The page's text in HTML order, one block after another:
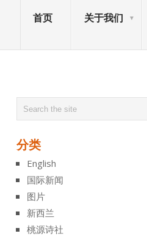
首页 关于我们
分类
English
国际新闻
图片
新西兰
桃源诗社